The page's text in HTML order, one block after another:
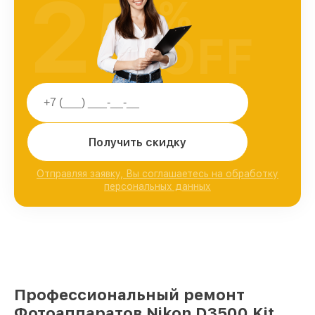
Получить скидку
Отправляя заявку, Вы соглашаетесь на обработку
персональных данных
25%
OFF
Профессиональный ремонт